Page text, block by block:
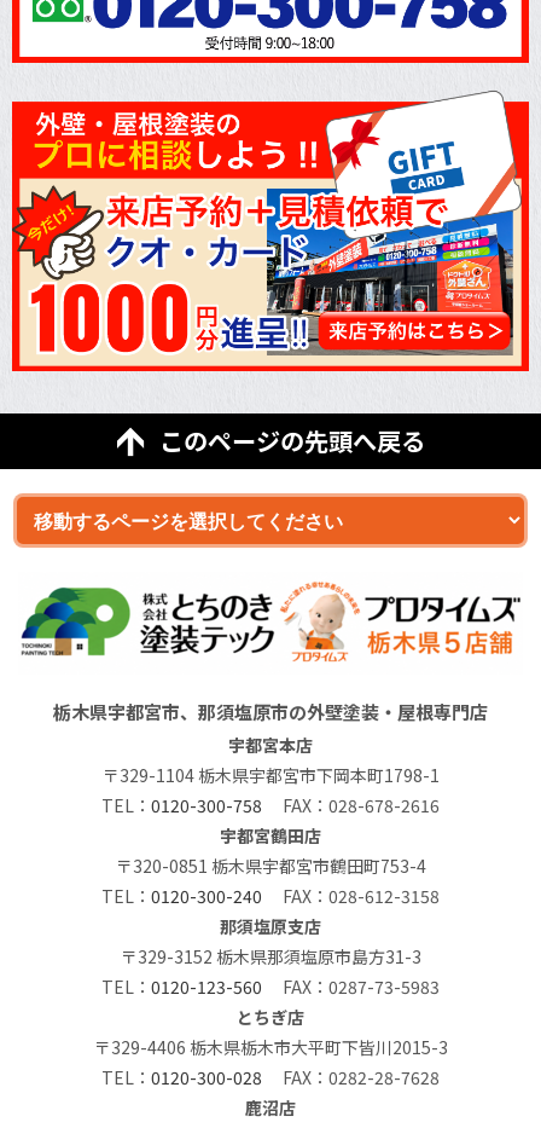
このページの先頭へ戻る
栃木県宇都宮市、那須塩原市の外壁塗装・屋根専門店
宇都宮本店
〒329-1104 栃木県宇都宮市下岡本町1798-1
TEL： 0120-300-758 FAX：028-678-2616
宇都宮鶴田店
〒320-0851 栃木県宇都宮市鶴田町753-4
TEL： 0120-300-240 FAX：028-612-3158
那須塩原支店
〒329-3152 栃木県那須塩原市島方31-3
TEL： 0120-123-560 FAX：0287-73-5983
とちぎ店
〒329-4406 栃木県栃木市大平町下皆川2015-3
TEL： 0120-300-028 FAX：0282-28-7628
鹿沼店